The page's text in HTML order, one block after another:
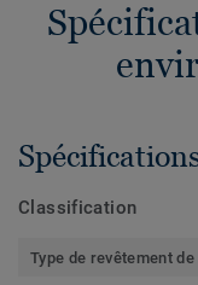
Classification
Type de revêtement de